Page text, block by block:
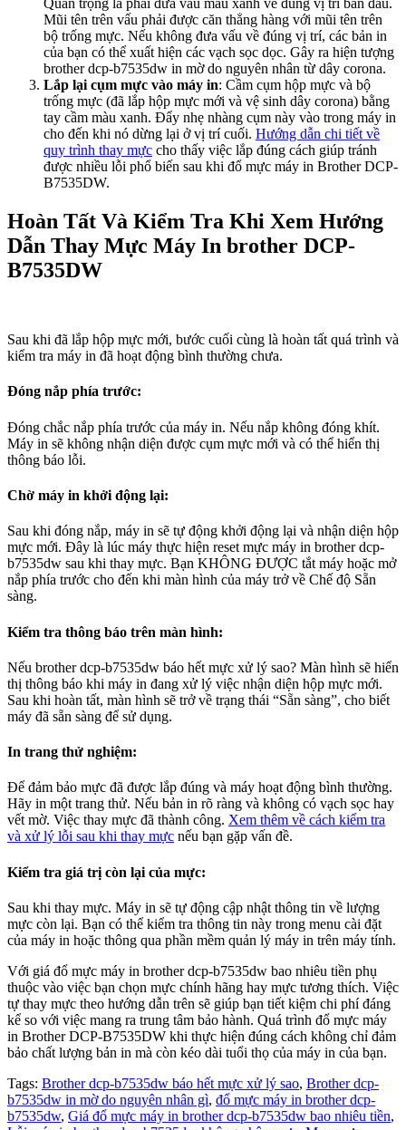
Quan trọng là phải đưa vấu màu xanh về đúng vị trí ban đầu.
Mũi tên trên vấu phải được căn thẳng hàng với mũi tên trên
bộ trống mực. Nếu không đưa vấu về đúng vị trí, các bản in
của bạn có thể xuất hiện các vạch sọc dọc. Gây ra hiện tượng
brother dcp-b7535dw in mờ do nguyên nhân từ dây corona.
Lắp lại cụm mực vào máy in: Cầm cụm hộp mực và bộ
trống mực (đã lắp hộp mực mới và vệ sinh dây corona) bằng
tay cầm màu xanh. Đẩy nhẹ nhàng cụm này vào trong máy in
cho đến khi nó dừng lại ở vị trí cuối. Hướng dẫn chi tiết về
quy trình thay mực cho thấy việc lắp đúng cách giúp tránh
được nhiều lỗi phổ biến sau khi đổ mực máy in Brother DCP-
B7535DW.
Hoàn Tất Và Kiểm Tra Khi Xem Hướng
Dẫn Thay Mực Máy In brother DCP-
B7535DW
Sau khi đã lắp hộp mực mới, bước cuối cùng là hoàn tất quá trình và
kiểm tra máy in đã hoạt động bình thường chưa.
Đóng nắp phía trước:
Đóng chắc nắp phía trước của máy in. Nếu nắp không đóng khít.
Máy in sẽ không nhận diện được cụm mực mới và có thể hiển thị
thông báo lỗi.
Chờ máy in khởi động lại:
Sau khi đóng nắp, máy in sẽ tự động khởi động lại và nhận diện hộp
mực mới. Đây là lúc máy thực hiện reset mực máy in brother dcp-
b7535dw sau khi thay mực. Bạn KHÔNG ĐƯỢC tắt máy hoặc mở
nắp phía trước cho đến khi màn hình của máy trở về Chế độ Sẵn
sàng.
Kiểm tra thông báo trên màn hình:
Nếu brother dcp-b7535dw báo hết mực xử lý sao? Màn hình sẽ hiển
thị thông báo khi máy in đang xử lý việc nhận diện hộp mực mới.
Sau khi hoàn tất, màn hình sẽ trở về trạng thái “Sẵn sàng”, cho biết
máy đã sẵn sàng để sử dụng.
In trang thử nghiệm:
Để đảm bảo mực đã được lắp đúng và máy hoạt động bình thường.
Hãy in một trang thử. Nếu bản in rõ ràng và không có vạch sọc hay
vết mờ. Việc thay mực đã thành công. Xem thêm về cách kiểm tra
và xử lý lỗi sau khi thay mực nếu bạn gặp vấn đề.
Kiểm tra giá trị còn lại của mực:
Sau khi thay mực. Máy in sẽ tự động cập nhật thông tin về lượng
mực còn lại. Bạn có thể kiểm tra thông tin này trong menu cài đặt
của máy in hoặc thông qua phần mềm quản lý máy in trên máy tính.
Với giá đổ mực máy in brother dcp-b7535dw bao nhiêu tiền phụ
thuộc vào việc bạn chọn mực chính hãng hay mực tương thích. Việc
tự thay mực theo hướng dẫn trên sẽ giúp bạn tiết kiệm chi phí đáng
kể so với việc mang ra trung tâm bảo hành. Quá trình đổ mực máy
in Brother DCP-B7535DW khi thực hiện đúng cách không chỉ đảm
bảo chất lượng bản in mà còn kéo dài tuổi thọ của máy in của bạn.
Tags: Brother dcp-b7535dw báo hết mực xử lý sao, Brother dcp-
b7535dw in mờ do nguyên nhân gì, đổ mực máy in brother dcp-
b7535dw, Giá đổ mực máy in brother dcp-b7535dw bao nhiêu tiền,